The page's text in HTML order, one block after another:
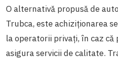
O alternativă propusă de
Trubca, este achiziționarea
la operatorii privați, în caz
asigura servicii de calitate.